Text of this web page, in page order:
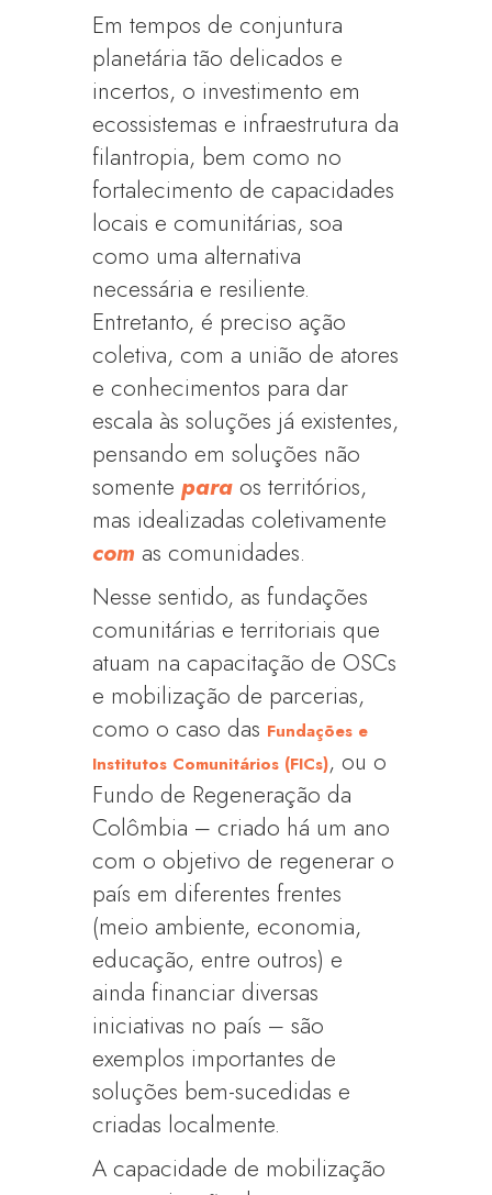
Em tempos de conjuntura
planetária tão delicados e
incertos, o investimento em
ecossistemas e infraestrutura da
filantropia, bem como no
fortalecimento de capacidades
locais e comunitárias, soa
como uma alternativa
necessária e resiliente.
Entretanto, é preciso ação
coletiva, com a união de atores
e conhecimentos para dar
escala às soluções já existentes,
pensando em soluções não
somentepara os territórios,
mas idealizadas coletivamente
com as comunidades.
Nesse sentido, as fundações
comunitárias e territoriais que
atuam na capacitação de OSCs
e mobilização de parcerias,
como o caso das Fundações e
Institutos Comunitários (FICs), ou o
Fundo de Regeneração da
Colômbia – criado há um ano
com o objetivo de regenerar o
país em diferentes frentes
(meio ambiente, economia,
educação, entre outros) e
ainda financiar diversas
iniciativas no país – são
exemplos importantes de
soluções bem-sucedidas e
criadas localmente.
A capacidade de mobilização